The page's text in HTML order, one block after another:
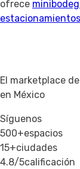
ofrece
estacionamientos
El marketplace
en México
Síguenos
500+espacios
15+ciudades
4.8/5calificación